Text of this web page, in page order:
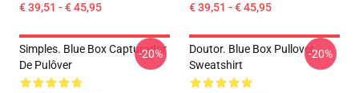
€ 39,51 - € 45,95 € 39,51 - € 45,95
Simples. Blue Box Capturador
De Pulôver
-20%
Doutor. Blue Box Pullover
Sweatshirt
-20%